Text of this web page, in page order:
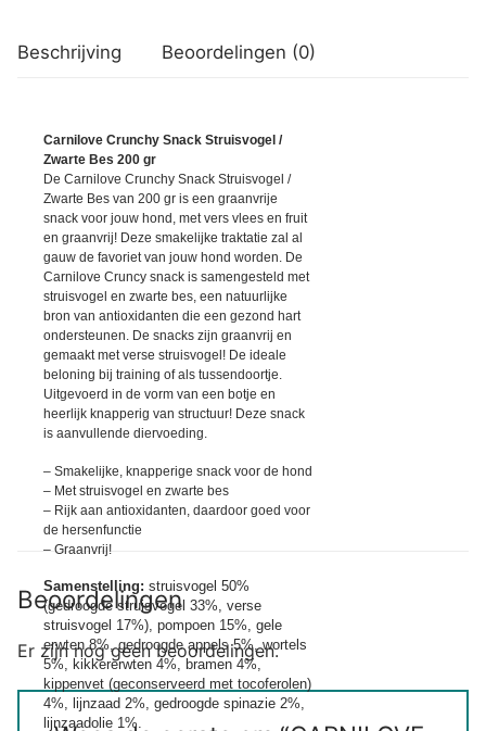
Beschrijving Beoordelingen (0)
Carnilove Crunchy Snack Struisvogel /
Zwarte Bes 200 gr
De Carnilove Crunchy Snack Struisvogel /
Zwarte Bes van 200 gr is een graanvrije
snack voor jouw hond, met vers vlees en fruit
en graanvrij! Deze smakelijke traktatie zal al
gauw de favoriet van jouw hond worden. De
Carnilove Cruncy snack is samengesteld met
struisvogel en zwarte bes, een natuurlijke
bron van antioxidanten die een gezond hart
ondersteunen. De snacks zijn graanvrij en
gemaakt met verse struisvogel! De ideale
beloning bij training of als tussendoortje.
Uitgevoerd in de vorm van een botje en
heerlijk knapperig van structuur! Deze snack
is aanvullende diervoeding.
– Smakelijke, knapperige snack voor de hond
– Met struisvogel en zwarte bes
– Rijk aan antioxidanten, daardoor goed voor
de hersenfunctie
– Graanvrij!
Samenstelling: struisvogel 50%
(gedroogde struisvogel 33%, verse
struisvogel 17%), pompoen 15%, gele
erwten 8%, gedroogde appels 5%, wortels
5%, kikkererwten 4%, bramen 4%,
kippenvet (geconserveerd met tocoferolen)
4%, lijnzaad 2%, gedroogde spinazie 2%,
lijnzaadolie 1%.
Beoordelingen
Er zijn nog geen beoordelingen.